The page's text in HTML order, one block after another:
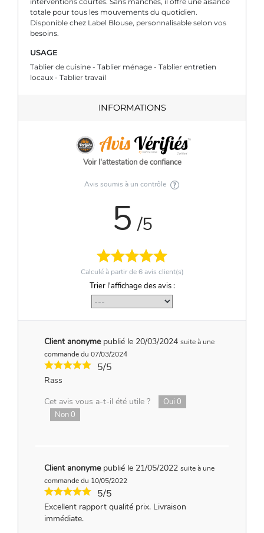
totale pour tous les mouvements du quotidien.
Disponible chez Label Blouse, personnalisable selon vos
besoins.
USAGE
Tablier de cuisine - Tablier ménage - Tablier entretien
locaux - Tablier travail
INFORMATIONS
Voir l'attestation de confiance
Avis soumis à un contrôle
5 /5
Calculé à partir de6avis client(s)
Trier l'affichage des avis :
Client anonyme publié le 20/03/2024 suite à une
commande du 07/03/2024
5/5
Rass
Cet avis vous a-t-il été utile ?
Oui 0
Non0
Client anonyme publié le 21/05/2022 suite à une
commande du 10/05/2022
5/5
Excellent rapport qualité prix. Livraison
immédiate.